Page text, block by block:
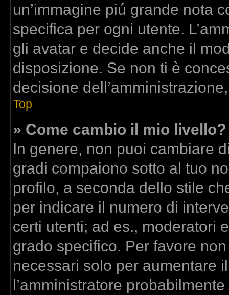
un’immagine piú grande nota
specifica per ogni utente.
gli avatar e decide anche il
disposizione. Se non ti è
decisione
Top
» Come cambio il mio livello?
In genere, non puoi cambiare
gradi compaiono sotto al tuo
profilo, a seconda dello stile
per indicare il numero di
certi utenti; ad es., moderatori
grado specifico. Per favore
necessari solo per aumentare
l’amministratore